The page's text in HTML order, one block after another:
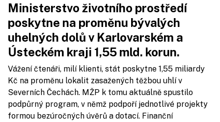
Ministerstvo životního prostředí
poskytne na proměnu bývalých
uhelných dolů v Karlovarském a
Ústeckém kraji 1,55 mld. korun.
Vážení čtenáři, milí klienti, stát poskytne 1,55 miliardy
Kč na proměnu lokalit zasažených těžbou uhlí v
Severních Čechách. MŽP k tomu aktuálně spustilo
podpůrný program, v němž podpoří jednotlivé projekty
formou bezúročných úvěrů a dotací. Finanční